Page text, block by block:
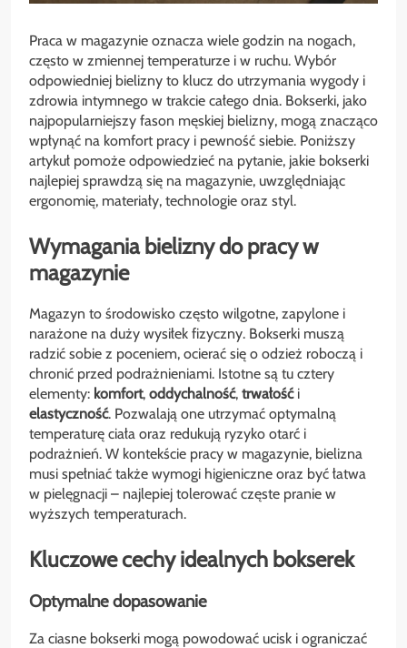
Praca w magazynie oznacza wiele godzin na nogach,
często w zmiennej temperaturze i w ruchu. Wybór
odpowiedniej bielizny to klucz do utrzymania wygody i
zdrowia intymnego w trakcie całego dnia. Bokserki, jako
najpopularniejszy fason męskiej bielizny, mogą znacząco
wpłynąć na komfort pracy i pewność siebie. Poniższy
artykuł pomoże odpowiedzieć na pytanie, jakie bokserki
najlepiej sprawdzą się na magazynie, uwzględniając
ergonomię, materiały, technologie oraz styl.
Wymagania bielizny do pracy w
magazynie
Magazyn to środowisko często wilgotne, zapylone i
narażone na duży wysiłek fizyczny. Bokserki muszą
radzić sobie z poceniem, ocierać się o odzież roboczą i
chronić przed podrażnieniami. Istotne są tu cztery
elementy: komfort, oddychalność, trwałośći
elastyczność. Pozwalają one utrzymać optymalną
temperaturę ciała oraz redukują ryzyko otarć i
podrażnień. W kontekście pracy w magazynie, bielizna
musi spełniać także wymogi higieniczne oraz być łatwa
w pielęgnacji – najlepiej tolerować częste pranie w
wyższych temperaturach.
Kluczowe cechy idealnych bokserek
Optymalne dopasowanie
Za ciasne bokserki mogą powodować ucisk i ograniczać